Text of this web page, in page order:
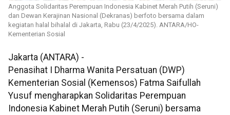
Anggota Solidaritas Perempuan Indonesia Kabinet Merah Putih (Seruni)
dan Dewan Kerajinan Nasional (Dekranas) berfoto bersama dalam
kegiatan halal bihalal di Jakarta, Rabu (23/4/2025). ANTARA/HO-
Kementerian Sosial
Jakarta (ANTARA) -
Penasihat I Dharma Wanita Persatuan (DWP)
Kementerian Sosial (Kemensos) Fatma Saifullah
Yusuf mengharapkan Solidaritas Perempuan
Indonesia Kabinet Merah Putih (Seruni) bersama